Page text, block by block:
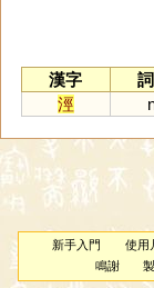
漢字
涇
新手入門 使用
鳴謝